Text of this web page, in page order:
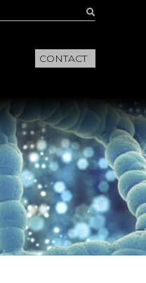
CONTACT